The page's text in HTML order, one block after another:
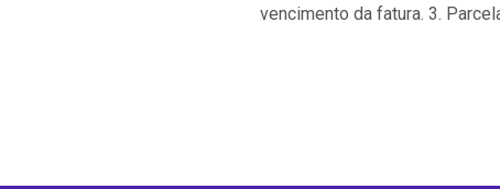
vencimento da fatura. 3.